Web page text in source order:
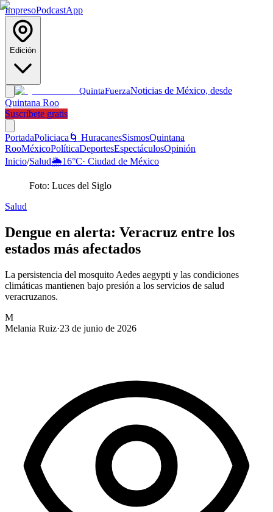
ImpresoPodcastApp
Edición
QuintaFuerzaNoticias de México, desde
Quintana Roo
Suscríbete gratis
PortadaPoliciaca 🌀 HuracanesSismosQuintana
RooMéxicoPolíticaDeportesEspectáculosOpinión
Inicio/Salud🌦️16°C· Ciudad de México
Foto: Luces del Siglo
Salud
Dengue en alerta: Veracruz entre los
estados más afectados
La persistencia del mosquito Aedes aegypti y las condiciones
climáticas mantienen bajo presión a los servicios de salud
veracruzanos.
M
Melania Ruiz·23 de junio de 2026